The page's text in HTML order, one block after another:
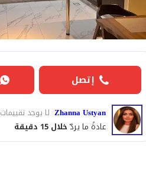
إتصل
Zhanna Ustyan لا يوجد تقييمات
عادةً ما يردّخلال 15 دقيقة